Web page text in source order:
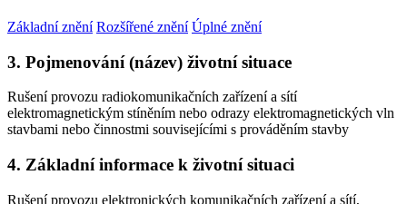
Základní znění Rozšířené znění Úplné znění
3. Pojmenování (název) životní situace
Rušení provozu radiokomunikačních zařízení a sítí
elektromagnetickým stíněním nebo odrazy elektromagnetických vln
stavbami nebo činnostmi souvisejícími s prováděním stavby
4. Základní informace k životní situaci
Rušení provozu elektronických komunikačních zařízení a sítí,